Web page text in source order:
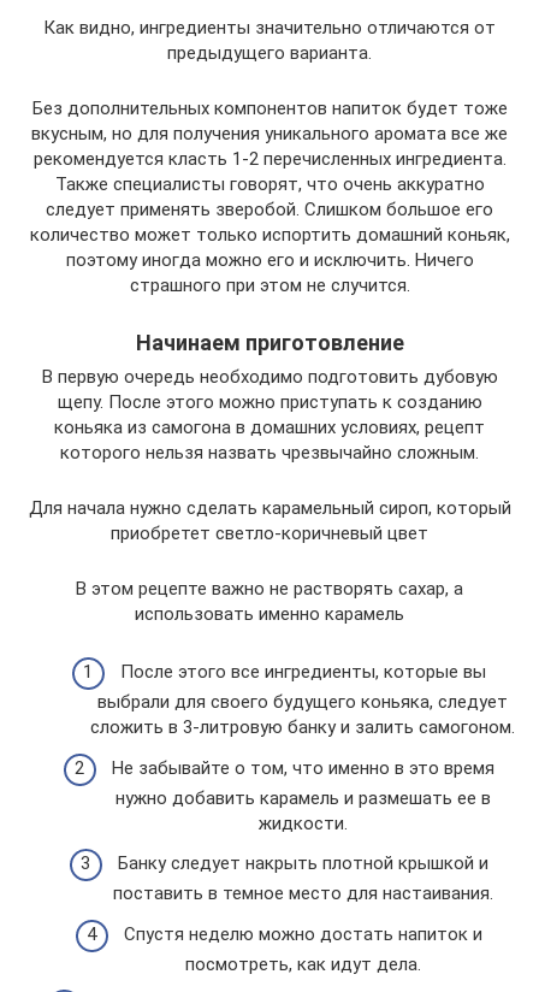
Как видно, ингредиенты значительно отличаются от
предыдущего варианта.
Без дополнительных компонентов напиток будет тоже
вкусным, но для получения уникального аромата все же
рекомендуется класть 1-2 перечисленных ингредиента.
Также специалисты говорят, что очень аккуратно
следует применять зверобой. Слишком большое его
количество может только испортить домашний коньяк,
поэтому иногда можно его и исключить. Ничего
страшного при этом не случится.
Начинаем приготовление
В первую очередь необходимо подготовить дубовую
щепу. После этого можно приступать к созданию
коньяка из самогона в домашних условиях, рецепт
которого нельзя назвать чрезвычайно сложным.
Для начала нужно сделать карамельный сироп, который
приобретет светло-коричневый цвет
В этом рецепте важно не растворять сахар, а
использовать именно карамель
После этого все ингредиенты, которые вы
выбрали для своего будущего коньяка, следует
сложить в 3-литровую банку и залить самогоном.
Не забывайте о том, что именно в это время
нужно добавить карамель и размешать ее в
жидкости.
Банку следует накрыть плотной крышкой и
поставить в темное место для настаивания.
Спустя неделю можно достать напиток и
посмотреть, как идут дела.